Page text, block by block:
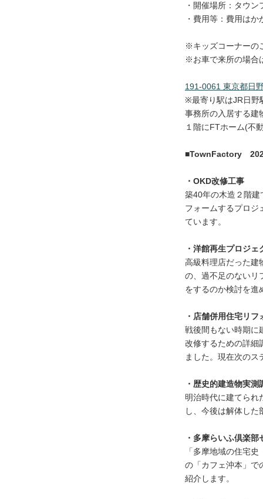
・開催場所：タウ
・費用等：費用は
※キッズコーナーの
※お車で来所の場合
191-0061 東京都日
※最寄り駅はJR日野
事務所の入居する建
１階にFTホーム(不
■TownFactory
・OKD改修工事
築40年の木造２階
フォームするプロジ
ています。
・洋館再生プロジェ
高級料理店だった建
の、過不足のないリ
をするのか検討を進
・店舗併用住宅リフ
戦後間もない時期に
改修するための詳細
ました。現在次の
・歴史的建造物実測
明治時代に建てられ
し、今後は解体し
・多摩らいふ倶楽部
「多摩地域の住宅
の「カフェ沖本」で
紹介します。